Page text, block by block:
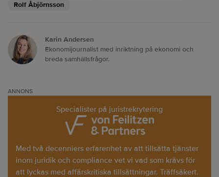
Rolf Åbjörnsson
Karin Andersen
Ekonomijournalist med inriktning på ekonomi och
breda samhällsfrågor.
ANNONS
Specialister på juristrekrytering
Med två decenniers erfarenhet av att tillsätta tjänster
inom juridik och compliance vet vi vad som krävs för
att lyckas med affärskritiska tillsättningar. Träffsäkert.